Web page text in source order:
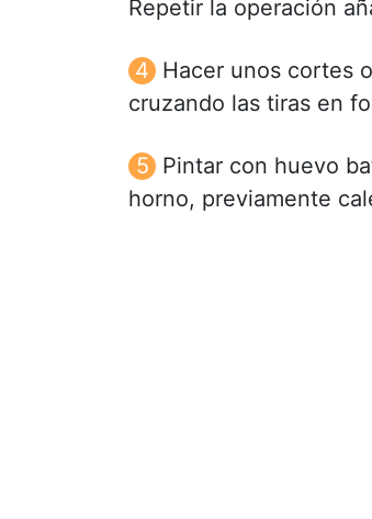
Repetir la operación
Hacer unos cortes
cruzando las tiras en
Pintar con huevo
horno, previamente